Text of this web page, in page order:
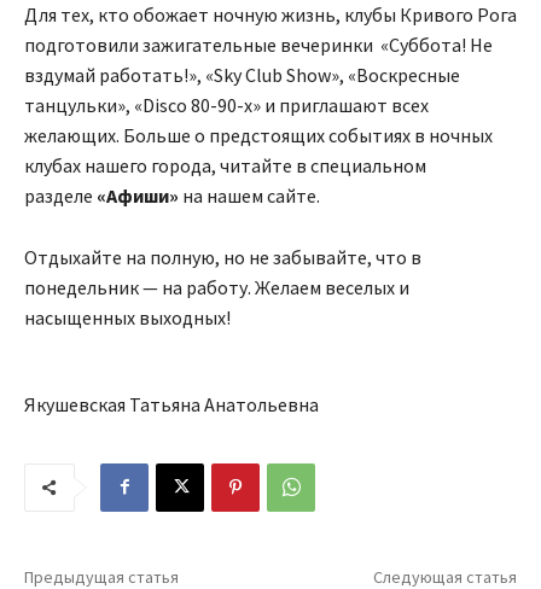
Для тех, кто обожает ночную жизнь, клубы Кривого Рога
подготовили зажигательные вечеринки «Суббота! Не
вздумай работать!», «Sky Club Show», «Воскресные
танцульки», «Disco 80-90-x» и приглашают всех
желающих. Больше о предстоящих событиях в ночных
клубах нашего города, читайте в специальном
разделе «Афиши» на нашем сайте.
Отдыхайте на полную, но не забывайте, что в
понедельник — на работу. Желаем веселых и
насыщенных выходных!
Якушевская Татьяна Анатольевна
Предыдущая статья Следующая статья